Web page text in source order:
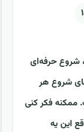
شروع حرفه‌ای
شروع هر
ممکنه فکر کنی
این یه